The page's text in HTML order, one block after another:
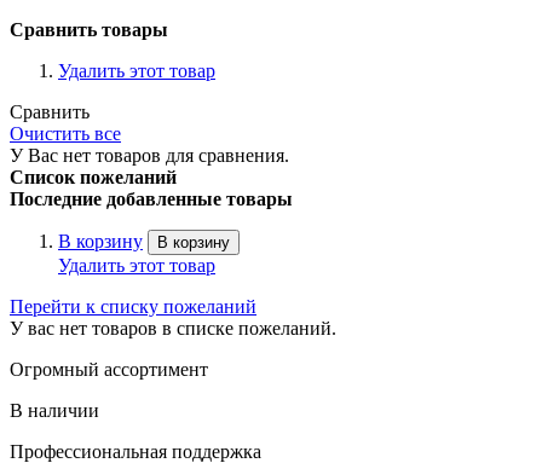
Сравнить товары
Удалить этот товар
Сравнить
Очистить все
У Вас нет товаров для сравнения.
Список пожеланий
Последние добавленные товары
В корзину В корзину
Удалить этот товар
Перейти к списку пожеланий
У вас нет товаров в списке пожеланий.
Огромный ассортимент
В наличии
Профессиональная поддержка